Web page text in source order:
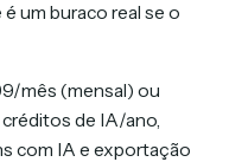
um buraco real se o
mês (mensal) ou
de IA/ano,
com IA e exportação